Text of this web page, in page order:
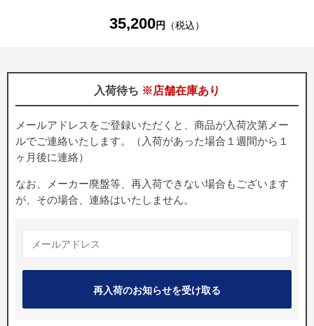
35,200円 （税込）
入荷待ち ※店舗在庫あり
メールアドレスをご登録いただくと、商品が入荷次第メー
ルでご連絡いたします。（入荷があった場合１週間から１
ヶ月後に連絡）
なお、メーカー廃盤等、再入荷できない場合もございます
が、その場合、連絡はいたしません。